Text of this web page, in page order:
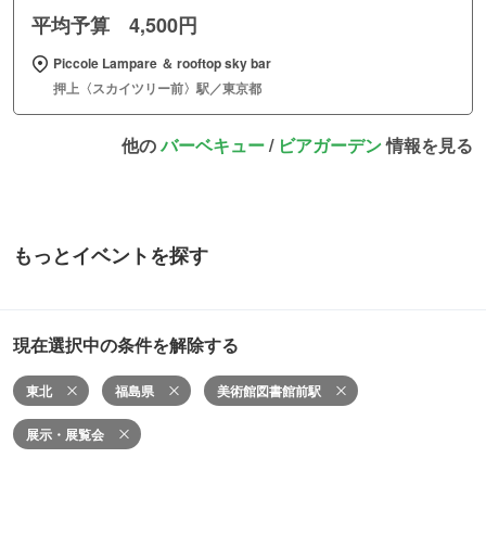
平均予算 4,500円
Piccole Lampare ＆ rooftop sky bar
押上〈スカイツリー前〉駅／東京都
他のバーベキュー/ ビアガーデン情報を見る
もっとイベントを探す
現在選択中の条件を解除する
東北 福島県 美術館図書館前駅
展示・展覧会